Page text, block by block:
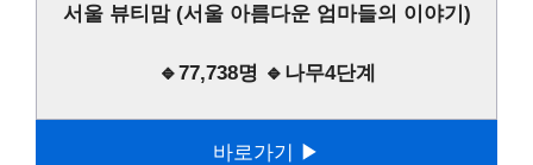
서울 뷰티맘 (서울 아름다운 엄마들의 이야기)
🔹77,738명 🔹나무4단계
바로가기 ▶